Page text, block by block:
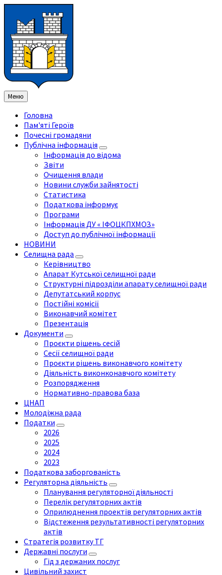
змісту
ліву
бічну
панель
праву
бічну
панель
нижнього
колонтитула
Меню
Головна
Пам'яті Героїв
Почесні громадяни
Публічна інформація
Інформація до відома
Звіти
Очищення влади
Новини служби зайнятості
Статистика
Податкова інформує
Програми
Інформація ДУ « ІФОЦКПХМОЗ»
Доступ до публічної інформації
НОВИНИ
Селищна рада
Керівництво
Апарат Кутської селищної ради
Структурні підрозділи апарату селищної ради
Депутатський корпус
Постійні комісії
Виконавчий комітет
Презентація
Документи
Проєкти рішень сесій
Сесії селищної ради
Проєкти рішень виконавчого комітету
Діяльність виконконавчого комітету
Розпорядження
Нормативно-правова база
ЦНАП
Молодіжна рада
Податки
2026
2025
2024
2023
Податкова заборгованість
Регуляторна діяльність
Планування регуляторної діяльності
Перелік регуляторних актів
Оприлюднення проектів регуляторних актів
Відстеження результативності регуляторних
актів
Стратегія розвитку ТГ
Державні послуги
Гід з держаних послуг
Цивільний захист